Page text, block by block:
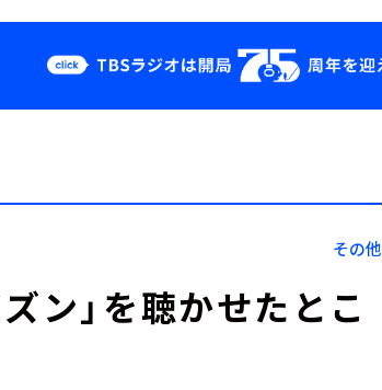
YouTube
その他
ン」を聴かせたとこ